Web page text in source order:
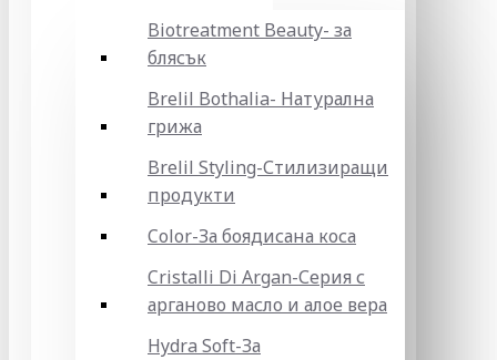
Biotreatment Beauty- за
блясък
Brelil Bothalia- Натурална
грижа
Brelil Styling-Стилизиращи
продукти
Color-За боядисана коса
Cristalli Di Argan-Серия с
арганово масло и алое вера
Hydra Soft-За